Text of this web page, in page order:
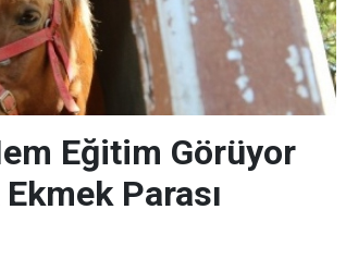
Eğitim Görüyor
Parası